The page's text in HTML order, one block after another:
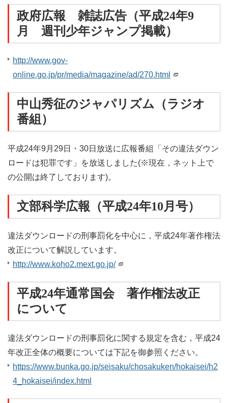
政府広報 雑誌広告（平成24年9
月 週刊少年ジャンプ掲載）
http://www.gov-
online.go.jp/pr/media/magazine/ad/270.html
中山秀征のジャパリズム（ラジオ
番組）
平成24年9月29日・30日放送に広報番組「その違法ダウン
ロードは犯罪です」を放送しました(※現在，ネット上で
の公開は終了しております)。
文部科学広報（平成24年10月号）
違法ダウンロードの刑事罰化を中心に，平成24年著作権法
改正について解説しています。
http://www.koho2.mext.go.jp/
平成24年通常国会 著作権法改正
について
違法ダウンロードの刑事罰化に関する規定を含む，平成24
年改正全体の概要については下記を御参照ください。
https://www.bunka.go.jp/seisaku/chosakuken/hokaisei/h2
4_hokaisei/index.html